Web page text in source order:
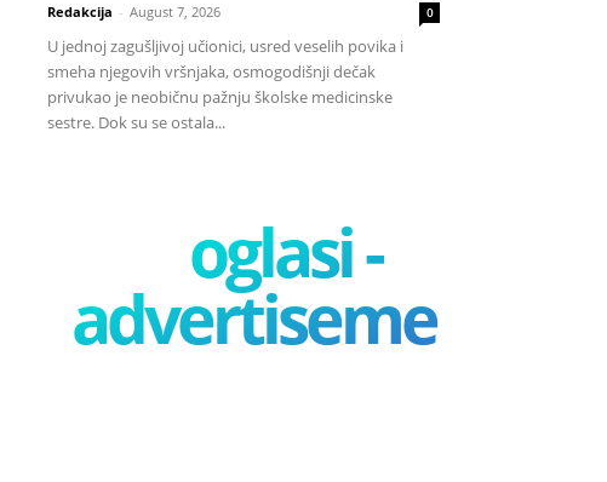
Redakcija - August 7, 2026 0
U jednoj zagušljivoj učionici, usred veselih povika i
smeha njegovih vršnjaka, osmogodišnji dečak
privukao je neobičnu pažnju školske medicinske
sestre. Dok su se ostala...
oglasi -
advertisement